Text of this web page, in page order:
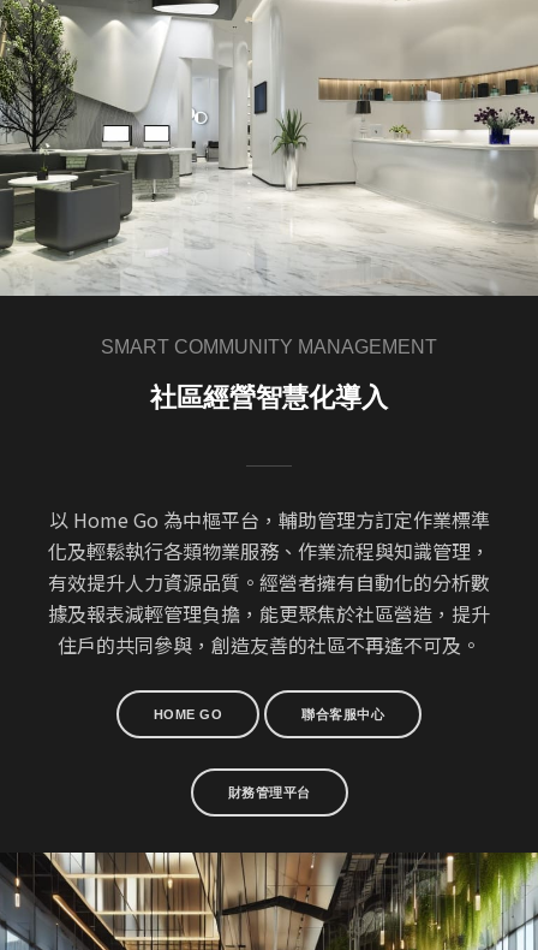
SMART COMMUNITY MANAGEMENT
社區經營智慧化導入
以 Home Go 為中樞平台，輔助管理方訂定作業標準
化及輕鬆執行各類物業服務、作業流程與知識管理，
有效提升人力資源品質。經營者擁有自動化的分析數
據及報表減輕管理負擔，能更聚焦於社區營造，提升
住戶的共同參與，創造友善的社區不再遙不可及。
HOME GO 聯合客服中心
財務管理平台